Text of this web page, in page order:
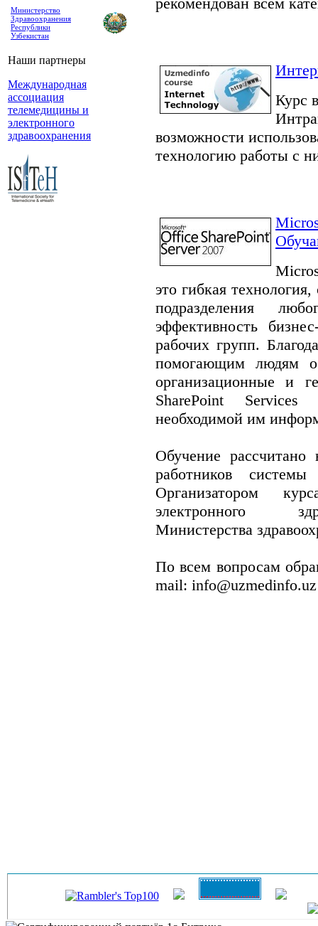
Министерство
Здравоохранения
Республики
Узбекистан
Наши партнеры
Международная
ассоциация
телемедицины и
электронного
здравоохранения
Курс
возможности
технологию работы с
это гибкая
подразделения
эффективность
рабочих групп.
помогающим людям
организационные и
SharePoint
необходимой им
Обучение
работников системы
Организатором
электронного
Министерства
По всем вопросам
mail: info@uzmedinfo.uz